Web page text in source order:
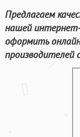
Предлагаем
нашей
оформить
производителей